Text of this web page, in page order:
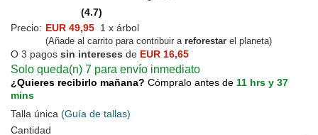
(4.7)
Precio: EUR 49,95 1 x árbol
(Añade al carrito para contribuir a reforestar el planeta)
O 3 pagos sin intereses de EUR 16,65
Solo queda(n) 7 para envío inmediato
¿Quieres recibirlo mañana? Cómpralo antes de 11 hrs y 37
mins
Talla única (Guía de tallas)
Cantidad